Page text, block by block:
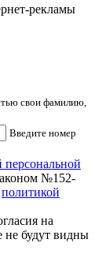
рекламы
свои фамилию,
Введите номер
персональной
№152-
политикой
на
будут видны